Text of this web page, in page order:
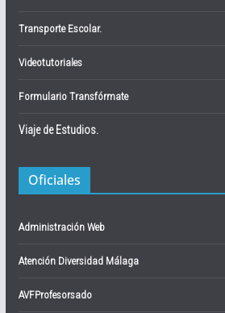
Transporte Escolar.
Videotutoriales
Formulario Transfórmate
Viaje de Estudios.
Oficiales
Administración Web
Atención Diversidad Málaga
AVFProfesorsado